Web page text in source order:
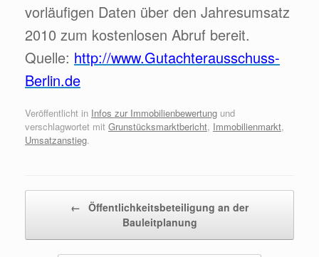
vorläufigen Daten über den Jahresumsatz
2010 zum kostenlosen Abruf bereit.
Quelle: http://www.Gutachterausschuss-
Berlin.de
Veröffentlicht in Infos zur Immobilienbewertung und
verschlagwortet mit Grunstücksmarktbericht, Immobilienmarkt,
Umsatzanstieg.
← Öffentlichkeitsbeteiligung an der
Bauleitplanung